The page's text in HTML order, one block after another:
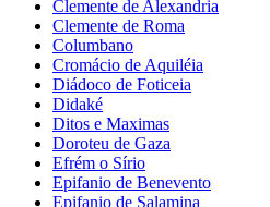
Clemente de Alexandria
Clemente de Roma
Columbano
Cromácio de Aquiléia
Diádoco de Foticeia
Didaké
Ditos e Maximas
Doroteu de Gaza
Efrém o Sírio
Epifanio de Benevento
Epifanio de Salamina